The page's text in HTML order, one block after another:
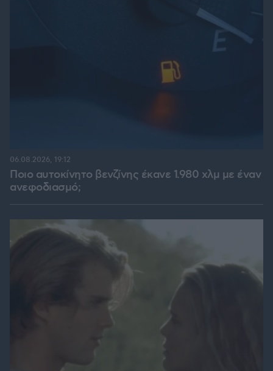
Ποιο αυτοκίνητο βενζίνης έκανε 1.980 χλμ με έναν
ανεφοδιασμό;
06.08.2026, 19:12